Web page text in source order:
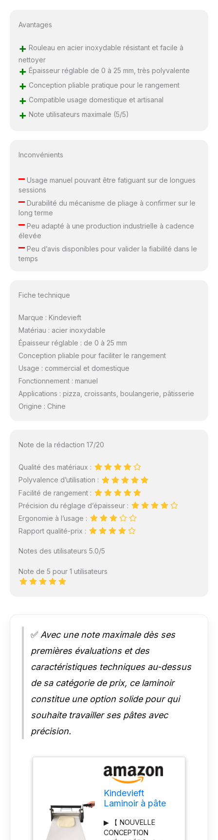
Avantages
+ Rouleau en acier inoxydable résistant et facile à
nettoyer
+ Épaisseur réglable de 0 à 25 mm, très polyvalente
+ Conception pliable pratique pour le rangement
+ Compatible usage domestique et artisanal
+ Note utilisateurs maximale (5/5)
Inconvénients
–Usage manuel pouvant être fatiguant sur de longues
sessions
–Durabilité du mécanisme de pliage à confirmer sur le
long terme
–Peu adapté à une production industrielle à cadence
élevée
–Peu d’avis disponibles pour valider la fiabilité dans le
temps
Fiche technique
Marque : Kindevieft
Matériau : acier inoxydable
Épaisseur réglable : de 0 à 25 mm
Conception pliable pour faciliter le rangement
Usage : commercial et domestique
Fonctionnement : manuel
Applications : pizza, croissants, boulangerie, pâtisserie
Origine : Chine
Note de la rédaction 17/20
Qualité des matériaux :
Polyvalence d’utilisation :
Facilité de rangement :
Précision du réglage d’épaisseur :
Ergonomie à l’usage :
Rapport qualité-prix :
Notes des utilisateurs 5.0/5
Note de 5 pour 1 utilisateurs
✅ Avec une note maximale dès ses
premières évaluations et des
caractéristiques techniques au-dessus
de sa catégorie de prix, ce laminoir
constitue une option solide pour qui
souhaite travailler ses pâtes avec
précision.
Kindevieft
Laminoir à pâte
pour Boulangerie,
Pizza, Croissants
▶ 【 NOUVELLE
CONCEPTION